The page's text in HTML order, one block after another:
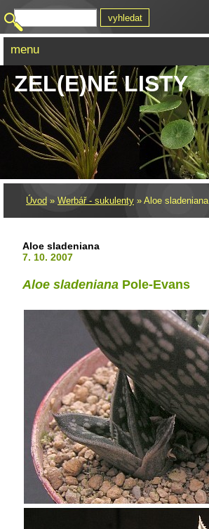
ZEL(E)NÉ LISTY
Úvod » Werbář - sukulenty » Aloe sladeniana
Aloe sladeniana
7. 10. 2007
Aloe sladeniana Pole-Evans
menu